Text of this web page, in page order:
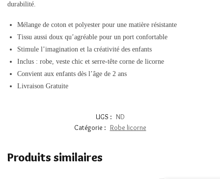
durabilité.
Mélange de coton et polyester pour une matière résistante
Tissu aussi doux qu’agréable pour un port confortable
Stimule l’imagination et la créativité des enfants
Inclus : robe, veste chic et serre-tête corne de licorne
Convient aux enfants dès l’âge de 2 ans
Livraison Gratuite
UGS : ND
Catégorie : Robe licorne
Produits similaires